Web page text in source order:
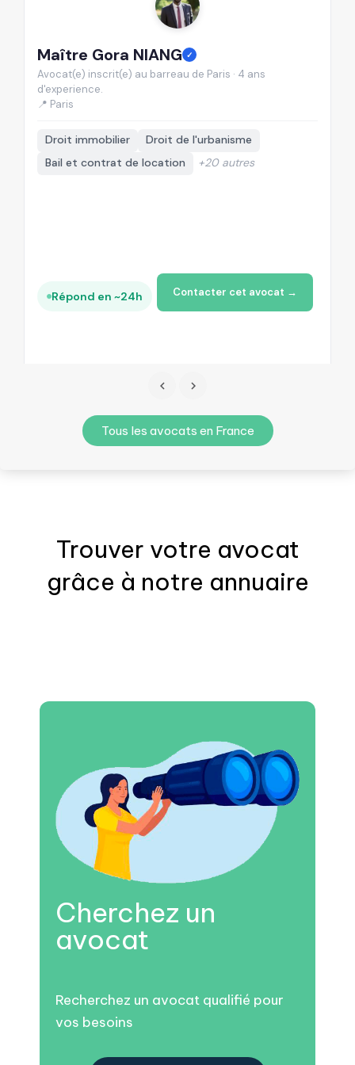
Maître Gora NIANG ✓
Avocat(e) inscrit(e) au barreau de Paris · 4 ans
d'experience.
📍 Paris
Droit immobilier
Droit de l'urbanisme
Bail et contrat de location
+20 autres
Répond en ~24h Contacter cet avocat →
Tous les avocats en France
Trouver votre avocat
grâce à notre annuaire
Cherchez un
avocat
Recherchez un avocat qualifié pour
vos besoins